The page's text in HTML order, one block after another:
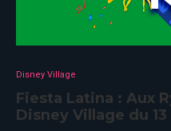
Disney Village
Fiesta Latina : Aux
Disney Village du 13